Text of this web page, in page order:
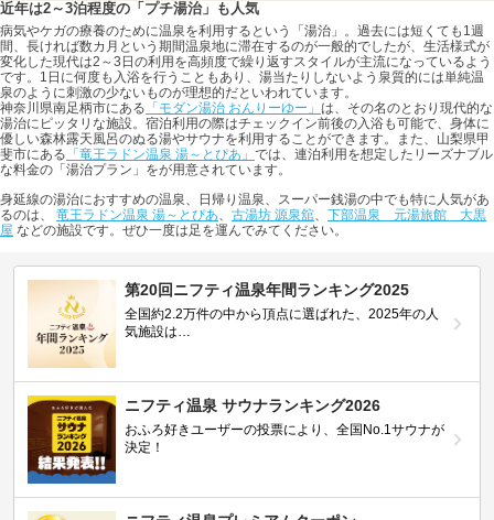
近年は2～3泊程度の「プチ湯治」も人気
病気やケガの療養のために温泉を利用するという「湯治」。過去には短くても1週
間、長ければ数カ月という期間温泉地に滞在するのが一般的でしたが、生活様式が
変化した現代は2～3日の利用を高頻度で繰り返すスタイルが主流になっているよう
です。1日に何度も入浴を行うこともあり、湯当たりしないよう泉質的には単純温
泉のように刺激の少ないものが理想的だといわれています。
神奈川県南足柄市にある 「モダン湯治 おんりーゆー」 は、その名のとおり現代的な
湯治にピッタリな施設。宿泊利用の際はチェックイン前後の入浴も可能で、身体に
優しい森林露天風呂のぬる湯やサウナを利用することができます。また、山梨県甲
斐市にある 「竜王ラドン温泉 湯～とぴあ」 では、連泊利用を想定したリーズナブル
な料金の「湯治プラン」をが用意されています。
身延線の湯治におすすめの温泉、日帰り温泉、スーパー銭湯の中でも特に人気があ
るのは、 竜王ラドン温泉 湯～とぴあ、 古湯坊 源泉舘、 下部温泉 元湯旅館 大黒
屋 などの施設です。ぜひ一度は足を運んでみてください。
第20回ニフティ温泉年間ランキング2025
全国約2.2万件の中から頂点に選ばれた、2025年の人
気施設は…
ニフティ温泉 サウナランキング2026
おふろ好きユーザーの投票により、全国No.1サウナが
決定！